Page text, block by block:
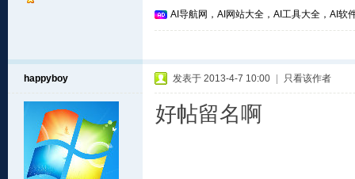
AI导航网，AI网站大全，AI工具大全，AI软
happyboy 发表于 2013-4-7 10:00 只看该作者
好帖留名啊